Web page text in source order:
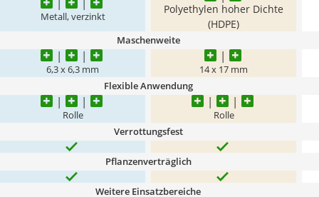
Metall, verzinkt
Polyethylen hoher Dichte
(HDPE)
Maschenweite
6,3 x 6,3 mm 14 x 17 mm
Flexible Anwendung
Rolle Rolle
Verrottungsfest
Pflanzenverträglich
Weitere Einsatzbereiche